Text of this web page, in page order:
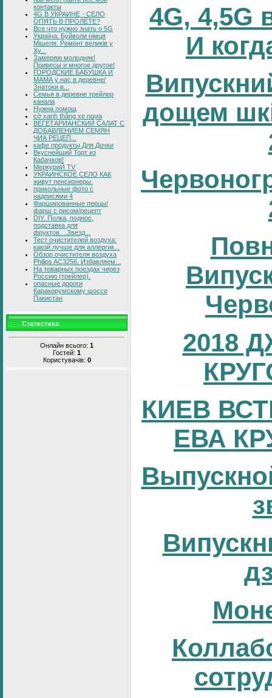
контакты
4G В УКРАИНЕ - СЕЛО
ОПЯТЬ В ПРОЛЁТЕ?
Все что нужно знать о 5G
Україна. Буйволи німця
Мішеля. Ремонт великів у
Ху...
Замеряю молодняк!
Привесы и многое другое!
ГОРОДСКИЕ БАБУШКА И
МАМА у нас в деревне/
Знатоки в...
Семья в деревне трейлер
канала
Нужна помощ
cờ xanh thắng xe ngựa
ВЕГЕТАРИАНСКИЙ САЛАТ С
ДОБАВЛЕНИЕМ СЕМЯН
ЧИА РЕЦЕП...
кафе продукты Для Дочки
Вкуснейший Торт из
Кабачков!
МеркуриЙ TV
УКРАИНСКОЕ СЕЛО КАК
живут пенсионеры.
прикольные фото с
надписями 4
Фаршированные перцы/
фарш с рисом/рецепт
DIY. Полка, поднос,
подставка для
фруктов....Звезд...
Тест очистителей воздуха:
какой лучше для аллергик...
Обзор очистителя воздуха
Philips AC3256. Избавляем...
На товарных поездах через
Россию (трейлер).
опасные дороги
Каракорумскому шоссе
Пакистан
Статистика
Онлайн всього: 1
Гостей: 1
Користувачів: 0
4G, 4,5G
И
дощем
2018
КИЕВ
ЕВА